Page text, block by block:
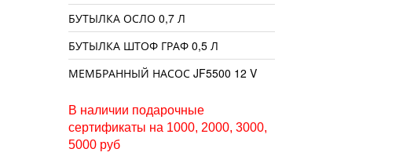
БУТЫЛКА ОСЛО 0,7 Л
БУТЫЛКА ШТОФ ГРАФ 0,5 Л
МЕМБРАННЫЙ НАСОС JF5500 12 V
В наличии подарочные
сертификаты на 1000, 2000, 3000,
5000 руб